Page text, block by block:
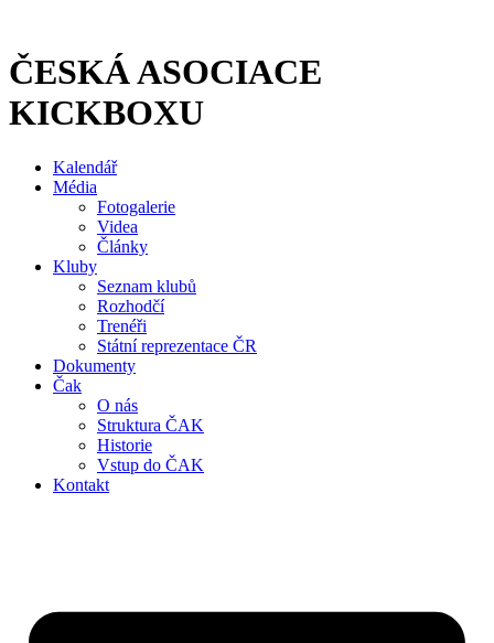
obsahu
ČESKÁ ASOCIACE
KICKBOXU
Kalendář
Média
Fotogalerie
Videa
Články
Kluby
Seznam klubů
Rozhodčí
Trenéři
Státní reprezentace ČR
Dokumenty
Čak
O nás
Struktura ČAK
Historie
Vstup do ČAK
Kontakt